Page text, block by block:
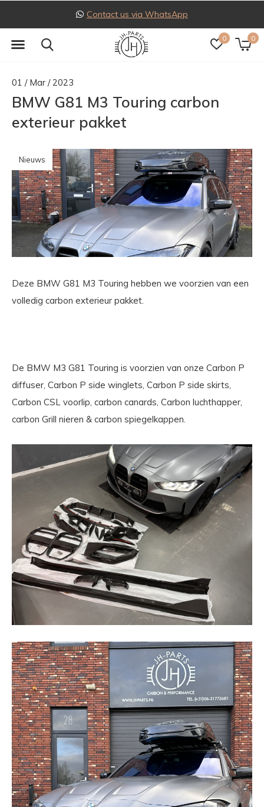
0 0
Follow us on Instagram
01 / Mar / 2023
BMW G81 M3 Touring carbon
exterieur pakket
Nieuws
Deze BMW G81 M3 Touring hebben we voorzien van een
volledig carbon exterieur pakket.
De BMW M3 G81 Touring is voorzien van onze Carbon P
diffuser, Carbon P side winglets, Carbon P side skirts,
Carbon CSL voorlip, carbon canards, Carbon luchthapper,
carbon Grill nieren & carbon spiegelkappen.